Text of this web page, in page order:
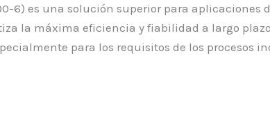
6) es una solución superior para
la máxima eficiencia y fiabilidad a largo
para los requisitos de los procesos